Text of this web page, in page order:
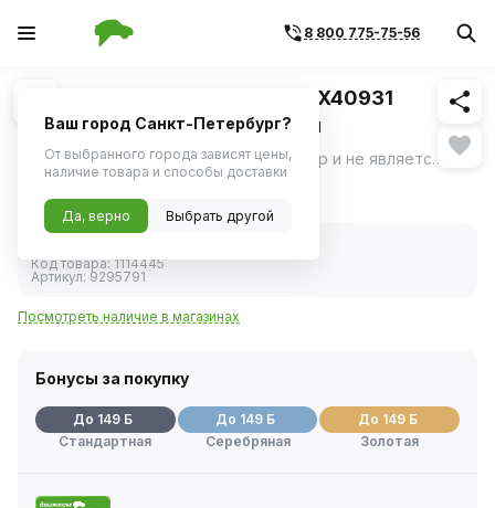
8 800 775-75-56
1/1 Похожие
Штампованные диски TREBL X40931
7x17/5x112 D57.1 ET43 Черный
Фото носит ознакомительный характер и не является определяющим фактором. ещё
Код товара:1114445
Артикул: 9295791
Посмотреть наличие в магазинах
Бонусы за покупку
До 149 Б
Стандартная
До 149 Б
Серебряная
До 149 Б
Золотая
Ваш город Санкт-Петербург?
От выбранного города зависят цены,
наличие товара и способы доставки
Да, верно Выбрать другой